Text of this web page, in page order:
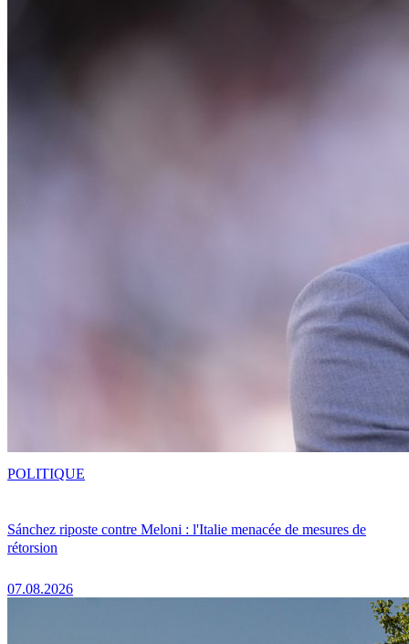
Sánchez riposte contre Meloni : l'Italie menacée de mesures de
rétorsion
07.08.2026
POLITIQUE